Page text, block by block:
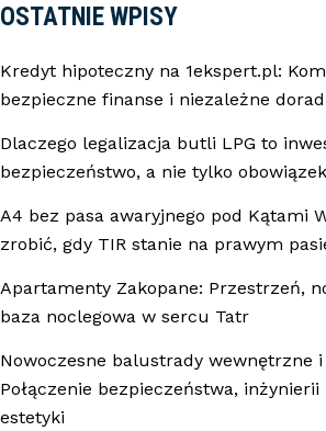
OSTATNIE WPISY
Kredyt hipoteczny na 1ekspert.pl:
bezpieczne finanse i niezależne
Dlaczego legalizacja butli LPG to
bezpieczeństwo, a nie tylko
A4 bez pasa awaryjnego pod Kątami
zrobić, gdy TIR stanie na prawym
Apartamenty Zakopane: Przestrzeń,
baza noclegowa w sercu Tatr
Nowoczesne balustrady wewnętrzne
Połączenie bezpieczeństwa, inżynierii
estetyki